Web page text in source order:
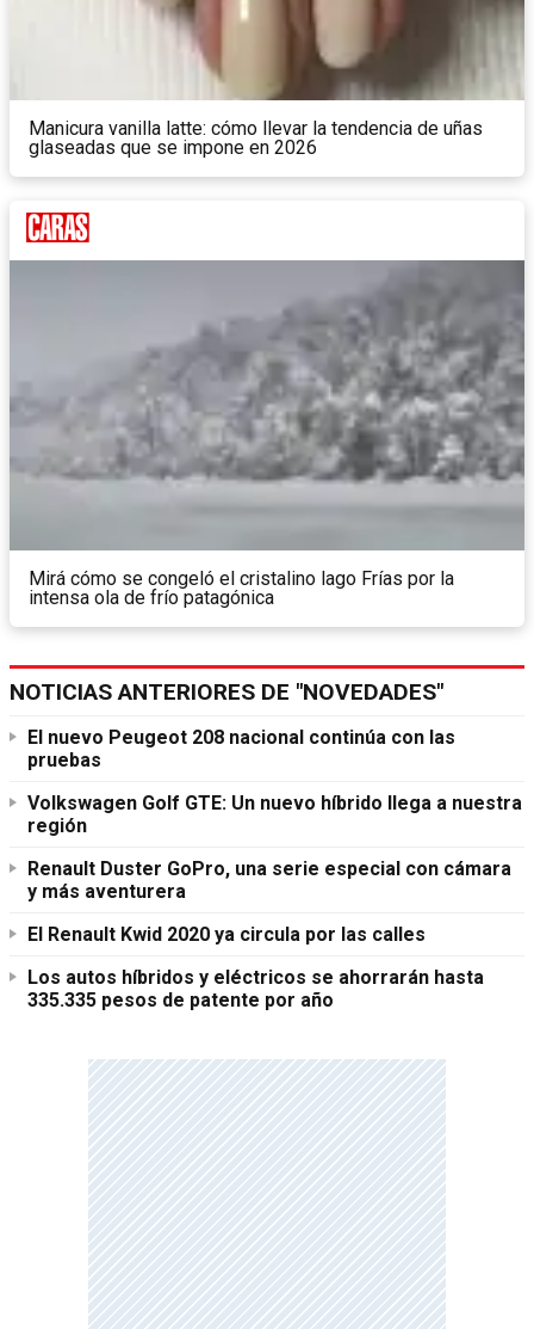
Manicura vanilla latte: cómo llevar la tendencia de uñas
glaseadas que se impone en 2026
Mirá cómo se congeló el cristalino lago Frías por la
intensa ola de frío patagónica
NOTICIAS ANTERIORES DE "NOVEDADES"
El nuevo Peugeot 208 nacional continúa con las
pruebas
Volkswagen Golf GTE: Un nuevo híbrido llega a nuestra
región
Renault Duster GoPro, una serie especial con cámara
y más aventurera
El Renault Kwid 2020 ya circula por las calles
Los autos híbridos y eléctricos se ahorrarán hasta
335.335 pesos de patente por año